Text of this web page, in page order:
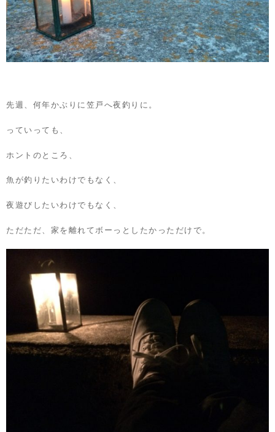
先週、何年かぶりに笠戸へ夜釣りに。
っていっても、
ホントのところ、
魚が釣りたいわけでもなく、
夜遊びしたいわけでもなく、
ただただ、家を離れてボーっとしたかっただけで。